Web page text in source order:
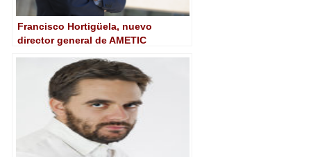
Francisco Hortigüela, nuevo
director general de AMETIC